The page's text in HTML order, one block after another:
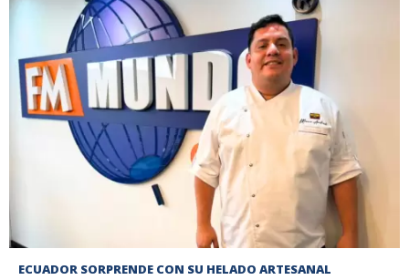
ECUADOR SORPRENDE CON SU HELADO ARTESANAL